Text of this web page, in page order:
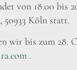
von 18.00 bis
Köln statt.
wir bis zum 28.
.